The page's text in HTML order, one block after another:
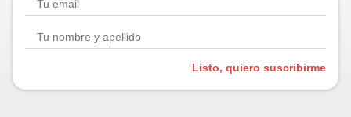
Listo, quiero suscribirme